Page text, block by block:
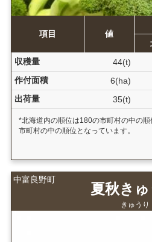
項目 値
収穫量
44(t)
作付面積
6(ha)
出荷量
35(t)
*北海道内の順位は180の市町村の中の
市町村の中の順位となっています。
中富良野町
夏秋きゅ
きゅうり